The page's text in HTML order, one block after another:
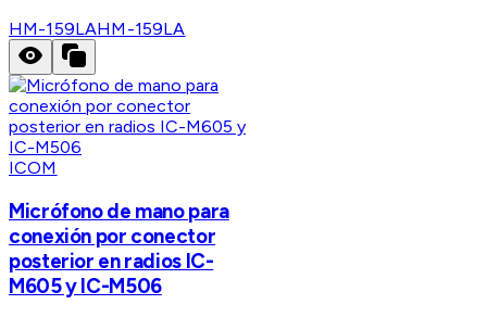
HM-159LAHM-159LA
ICOM
Micrófono de mano para
conexión por conector
posterior en radios IC-
M605 y IC-M506